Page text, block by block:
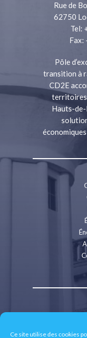
Ce site utilise des cookies
Rue de
62750
Tel:
Fax:
Pôle
transition à
CD2E
territoires
Hauts-